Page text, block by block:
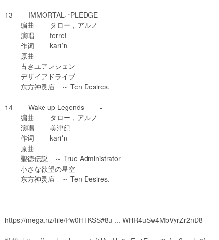
13 IMMORTAL⇌PLEDGE -
编曲 タロー，アルノ
演唱 ferret
作词 kari*n
原曲
古きユアンシェン
デザイアドライブ
东方神灵庙 ～ Ten Desires.
14 Wake up Legends -
编曲 タロー，アルノ
演唱 美津紀
作词 kari*n
原曲
聖徳伝説 ～ True Administrator
小さな欲望の星空
东方神灵庙 ～ Ten Desires.
https://mega.nz/file/Pw0HTKSS#8u ... WHR4uSw4MbVyrZr2nD8